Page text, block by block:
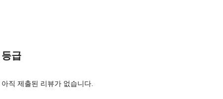
등급
아직 제출된 리뷰가 없습니다.